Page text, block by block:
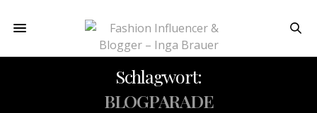
Schlagwort:
BLOGPARADE